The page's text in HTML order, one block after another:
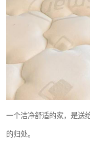
一个洁净舒适的家，是送
的归处。